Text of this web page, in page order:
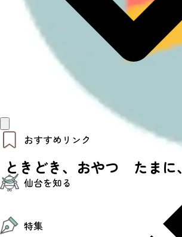
おすすめリンク
仙台夜時間
モデルコース
お得なチケット
仙台を知る
エリアガイド
特集
ときどき、おやつ たまに